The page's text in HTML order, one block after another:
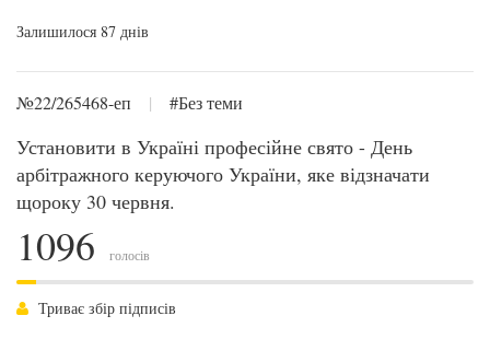
Залишилося 87 днів
№22/265468-еп | #Без теми
Установити в Україні професійне свято - День
арбітражного керуючого України, яке відзначати
щороку 30 червня.
1096 голосів
Триває збір підписів